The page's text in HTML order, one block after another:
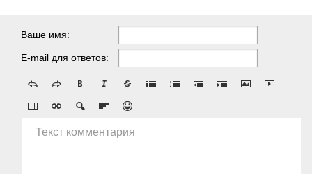
Ваше имя:
E-mail для ответов:
Текст комментария